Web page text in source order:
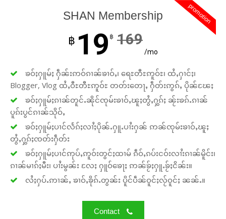
promotion
SHAN Membership
฿ 19 ฿ 169
/mo
ၶဝ်ႈႁူမ်ႈ ႁဵၼ်းဢဝ်ၵၢၼ်ၶၢဝ်ႇ၊ ရေႊတီႊဢူဝ်ႊ၊ ထႆႇႁၢင်ႈ၊
Blogger, Vlog ထႆႇဝီႊတီႊဢူဝ်ႊ တတ်းတေႃႇ ႁဵတ်းဢွၵ်ႇ ပိုၼ်ၽႄႈ
ၶဝ်ႈႁူမ်ႈၵၢၼ်တူင်ႉၼိုင်ၸုမ်းၶၢဝ်ႇၽူႈတွႆႇႁွၵ်ႈ ၼႂ်းၶၵ်ႉၵၢၼ်
ပူၵ်းပွင်ၵၢၼ်သိုဝ်ႇ
ၶဝ်ႈႁူမ်ႈပၢင်လႅၵ်ႈလၢႆႈပိုၼ်ႉႁူႉပၢႆးႁၼ် ဢၼ်ၸုမ်းၶၢဝ်ႇၽူႈ
တွႆႇႁွၵ်ႈၸတ်းႁဵတ်း
ၶဝ်ႈႁူမ်ႈပၢင်ဢုပ်ႇဢူဝ်းတွင်ႈထၢမ် ၵဵဝ်ႇၵပ်းငဝ်းလၢႆးၵၢၼ်မိူင်း၊
ၵၢၼ်မၢၵ်ႈမီး၊ ပၢႆးမွၼ်း လႄႈ ႁူဝ်ၶေႃႈ ဢၼ်ၶႂ်ႈႁူႉၶႂ်ႈငိၼ်း။
လႆႈႁပ်ႉဢၢၼ်ႇ ၶၢဝ်ႇၶိုၵ်ႉတွၼ်း ပိူင်ပဵၼ်ဝူင်ႈလႂ်ဝူင်ႈ ၼၼ်ႉ။
Contact